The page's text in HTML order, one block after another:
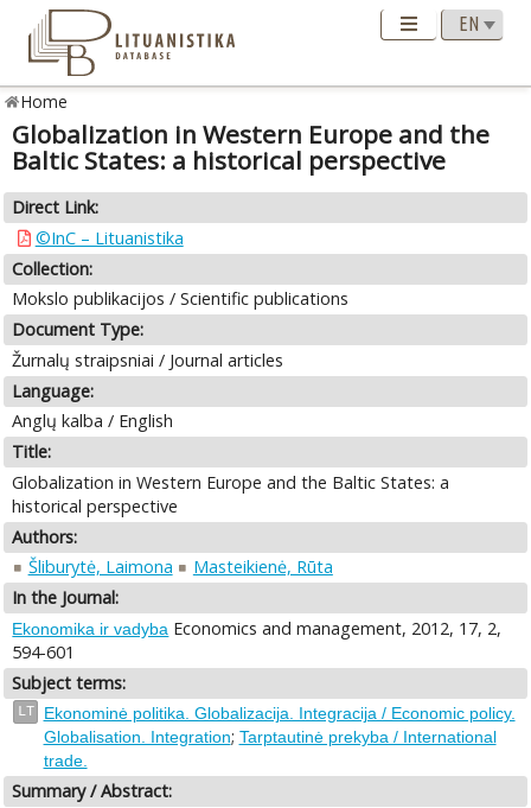
Home
Globalization in Western Europe and the
Baltic States: a historical perspective
Direct Link:
©InC – Lituanistika
Collection:
Mokslo publikacijos / Scientific publications
Document Type:
Žurnalų straipsniai / Journal articles
Language:
Anglų kalba / English
Title:
Globalization in Western Europe and the Baltic States: a
historical perspective
Authors:
Šliburytė, Laimona
Masteikienė, Rūta
In the Journal:
Ekonomika ir vadyba Economics and management, 2012, 17, 2,
594-601
Subject terms:
LT
Ekonominė politika. Globalizacija. Integracija / Economic policy.
Globalisation. Integration; Tarptautinė prekyba / International
trade.
Summary / Abstract: